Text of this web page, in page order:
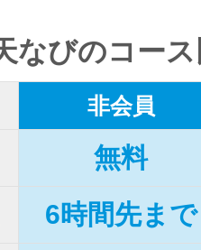
なびのコー
非会員
無料
6時間先まで